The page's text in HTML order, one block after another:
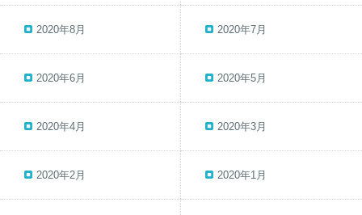
2020年8月 2020年7月
2020年6月 2020年5月
2020年4月 2020年3月
2020年2月 2020年1月